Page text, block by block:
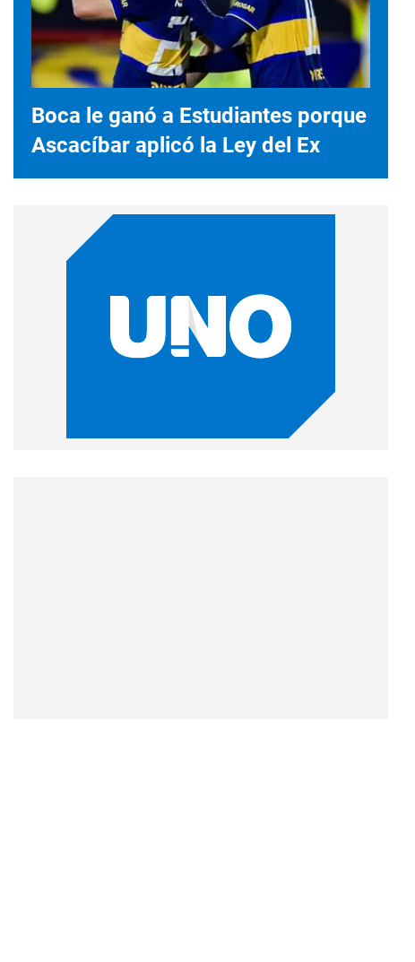
Boca le ganó a Estudiantes porque
Ascacíbar aplicó la Ley del Ex